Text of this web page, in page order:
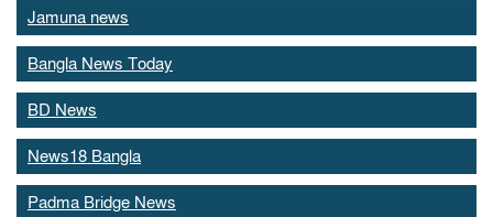
Jamuna news
Bangla News Today
BD News
News18 Bangla
Padma Bridge News